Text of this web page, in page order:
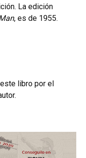
La edición
, es de 1955.
libro por el